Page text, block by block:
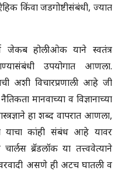
किंवा जडगोष्टीसंबंधी, ज्यात
जेकब होलीओक याने स्वतंत्र
उपयोगात आणला.
अशी विचारप्रणाली आहे जी
मानवाच्या व विज्ञानाच्या
हा शब्द वापरात आणला,
याचा कांही संबंध आहे यावर
ब्रॅडलॉक या तत्त्ववेत्याने
असणे ही अटच घातली व